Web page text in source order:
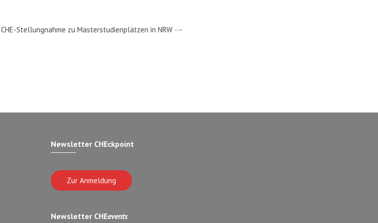
CHE-Stellungnahme zu Masterstudienplätzen in NRW
Newsletter CHEckpoint
Zur Anmeldung
Newsletter CHEevents